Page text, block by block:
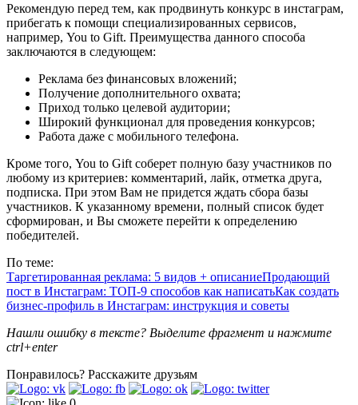
Рекомендую перед тем, как продвинуть конкурс в инстаграм,
прибегать к помощи специализированных сервисов,
например, You to Gift. Преимущества данного способа
заключаются в следующем:
Реклама без финансовых вложений;
Получение дополнительного охвата;
Приход только целевой аудитории;
Широкий функционал для проведения конкурсов;
Работа даже с мобильного телефона.
Кроме того, You to Gift соберет полную базу участников по
любому из критериев: комментарий, лайк, отметка друга,
подписка. При этом Вам не придется ждать сбора базы
участников. К указанному времени, полный список будет
сформирован, и Вы сможете перейти к определению
победителей.
По теме:
Таргетированная реклама: 5 видов + описаниеПродающий
пост в Инстаграм: ТОП-9 способов как написатьКак создать
бизнес-профиль в Инстаграм: инструкция и советы
Нашли ошибку в тексте? Выделите фрагмент и нажмите
ctrl+enter
Понравилось? Расскажите друзьям